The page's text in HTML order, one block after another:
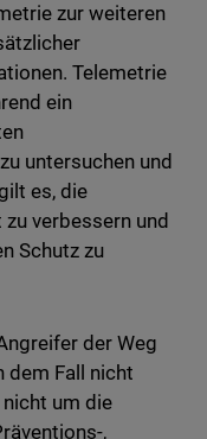
zur weiteren
Telemetrie
ein
untersuchen und
es, die
verbessern und
Schutz zu
der Weg
dem Fall nicht
um die
,